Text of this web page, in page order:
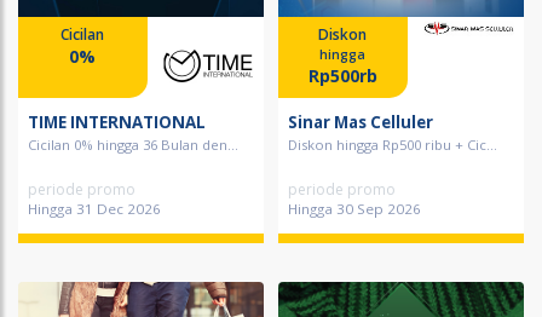
Cicilan
0%
TIME INTERNATIONAL
Cicilan 0% hingga 36 Bulan den...
periode promo
Hingga 31 Dec 2026
Diskon
hingga
Rp500rb
Sinar Mas Celluler
Diskon hingga Rp500 ribu + Cic...
periode promo
Hingga 30 Sep 2026